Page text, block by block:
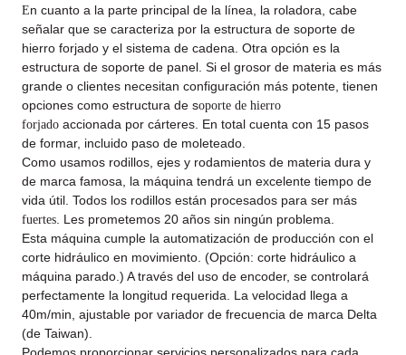
En cuanto a la parte principal de la línea, la roladora, cabe
señalar que se caracteriza por la estructura de soporte de
hierro forjado y el sistema de cadena. Otra opción es la
estructura de soporte de panel. Si el grosor de materia es más
grande o clientes necesitan configuración más potente, tienen
opciones como estructura de soporte de hierro
forjado accionada por cárteres. En total cuenta con 15 pasos
de formar, incluido paso de moleteado.
Como usamos rodillos, ejes y rodamientos de materia dura y
de marca famosa, la máquina tendrá un excelente tiempo de
vida útil. Todos los rodillos están procesados para ser más
fuertes. Les prometemos 20 años sin ningún problema.
Esta máquina cumple la automatización de producción con el
corte hidráulico en movimiento. (Opción: corte hidráulico a
máquina parado.) A través del uso de encoder, se controlará
perfectamente la longitud requerida. La velocidad llega a
40m/min, ajustable por variador de frecuencia de marca Delta
(de Taiwan).